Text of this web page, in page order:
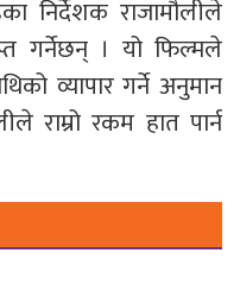
निर्देशक राजामौलीले
गर्नेछन् । यो फिल्मले
व्यापार गर्ने अनुमान
राम्रो रकम हात पार्न